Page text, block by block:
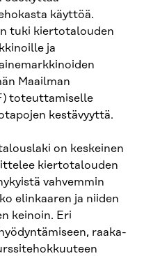
käyttöä.
tuki kiertotalouden
ja
Maailman
toteuttamiselle
kestävyyttä.
on keskeinen
kiertotalouden
vahvemmin
elinkaaren ja niiden
keinoin. Eri
raaka-